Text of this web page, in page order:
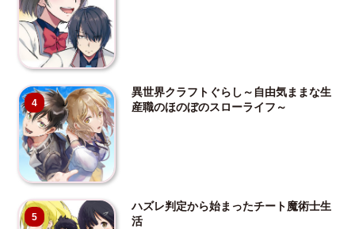
4
異世界クラフトぐらし～自由気ままな生
産職のほのぼのスローライフ～
5
ハズレ判定から始まったチート魔術士生
活